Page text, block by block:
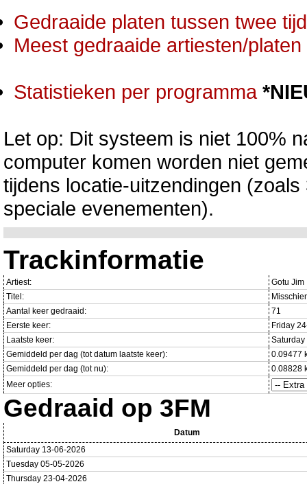
Gedraaide platen tussen twee
Meest gedraaide artiesten/
Statistieken per programma
Let op: Dit systeem is niet 100%
computer komen worden niet
tijdens locatie-uitzendingen
speciale evenementen).
Trackinformatie
Artiest:
Gotu Jim
Titel:
Aantal keer gedraaid:
71
Eerste keer:
Friday
Laatste keer:
Gemiddeld per dag (tot datum laatste keer):
0.09477
Gemiddeld per dag (tot nu):
0.08828
Meer opties:
Gedraaid op 3FM
Datum
Saturday 13-06-2026
Tuesday 05-05-2026
Thursday 23-04-2026